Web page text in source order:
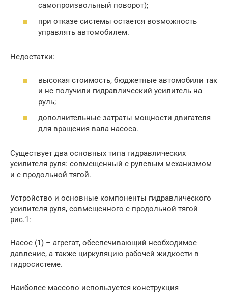
самопроизвольный поворот);
при отказе системы остается возможность
управлять автомобилем.
Недостатки:
высокая стоимость, бюджетные автомобили так
и не получили гидравлический усилитель на
руль;
дополнительные затраты мощности двигателя
для вращения вала насоса.
Существует два основных типа гидравлических
усилителя руля: совмещенный с рулевым механизмом
и с продольной тягой.
Устройство и основные компоненты гидравлического
усилителя руля, совмещенного с продольной тягой
рис.1:
Насос (1) – агрегат, обеспечивающий необходимое
давление, а также циркуляцию рабочей жидкости в
гидросистеме.
Наиболее массово используется конструкция